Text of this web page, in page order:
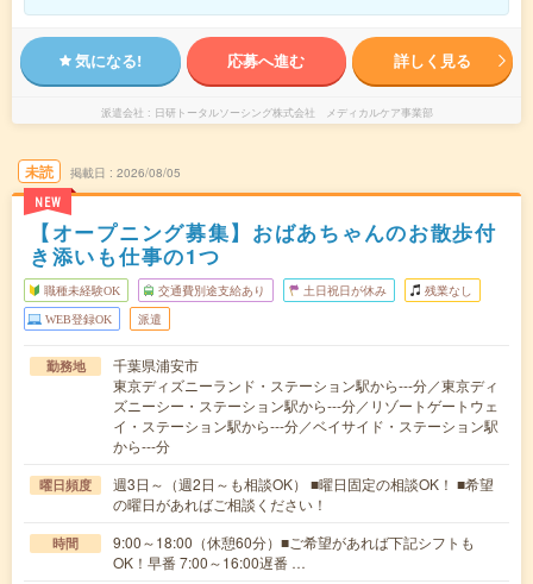
気になる! 応募へ進む 詳しく見る
派遣会社 日研トータルソーシング株式会社 メディカルケア事業部
未読
NEW
掲載日 2026/08/05
【オープニング募集】おばあちゃんのお散歩付
き添いも仕事の1つ
職種未経験OK 交通費別途支給あり 土日祝日が休み 残業なし
WEB登録OK 派遣
勤務地
千葉県浦安市
東京ディズニーランド・ステーション駅から---分／東京ディ
ズニーシー・ステーション駅から---分／リゾートゲートウェ
イ・ステーション駅から---分／ベイサイド・ステーション駅
から---分
曜日頻度
週3日～（週2日～も相談OK） ■曜日固定の相談OK！ ■希望
の曜日があればご相談ください！
時間
9:00～18:00（休憩60分）■ご希望があれば下記シフトも
OK！早番 7:00～16:00遅番 …